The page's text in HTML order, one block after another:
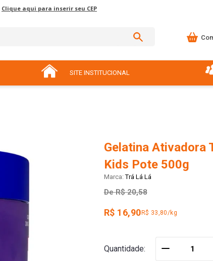
Clique aqui para inserir seu CEP
SITE INSTITUCIONAL
Gelatina Ativadora
Kids Pote 500g
Trá Lá Lá
De R$ 20,58
R$ 16,90R$ 33,80/kg
Quantidade